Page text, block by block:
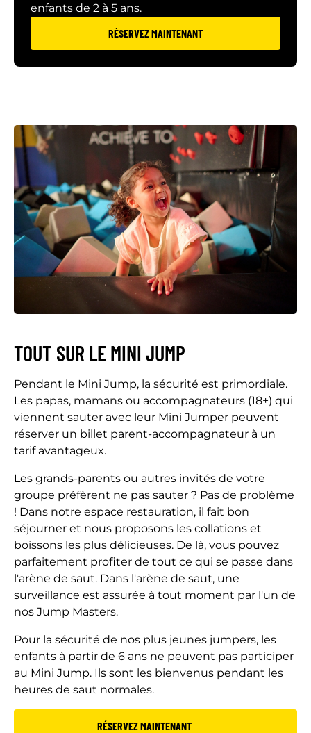
enfants de 2 à 5 ans.
RÉSERVEZ MAINTENANT
TOUT SUR LE MINI JUMP
Pendant le Mini Jump, la sécurité est primordiale.
Les papas, mamans ou accompagnateurs (18+) qui
viennent sauter avec leur Mini Jumper peuvent
réserver un billet parent-accompagnateur à un
tarif avantageux.
Les grands-parents ou autres invités de votre
groupe préfèrent ne pas sauter ? Pas de problème
! Dans notre espace restauration, il fait bon
séjourner et nous proposons les collations et
boissons les plus délicieuses. De là, vous pouvez
parfaitement profiter de tout ce qui se passe dans
l'arène de saut. Dans l'arène de saut, une
surveillance est assurée à tout moment par l'un de
nos Jump Masters.
Pour la sécurité de nos plus jeunes jumpers, les
enfants à partir de 6 ans ne peuvent pas participer
au Mini Jump. Ils sont les bienvenus pendant les
heures de saut normales.
RÉSERVEZ MAINTENANT